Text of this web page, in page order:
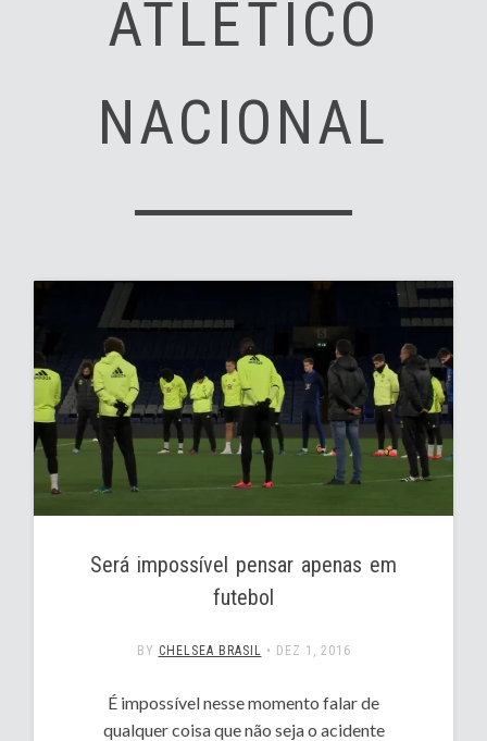
ATLÉTICO
NACIONAL
Será impossível pensar apenas em
futebol
BY CHELSEA BRASIL • DEZ 1, 2016
É impossível nesse momento falar de
qualquer coisa que não seja o acidente